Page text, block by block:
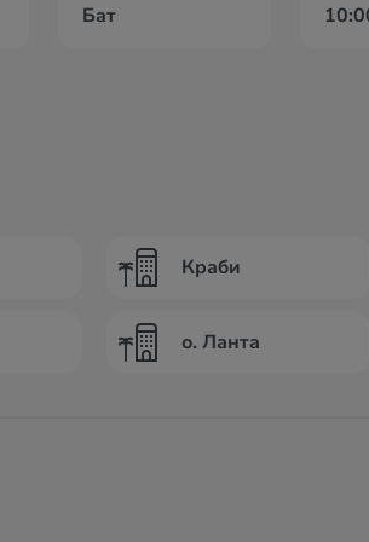
Бат
Краби
о. Ланта